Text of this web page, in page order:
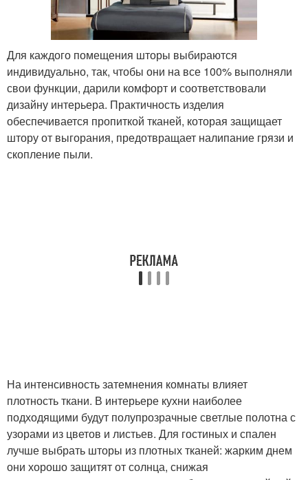
Для каждого помещения шторы выбираются
индивидуально, так, чтобы они на все 100% выполняли
свои функции, дарили комфорт и соответствовали
дизайну интерьера. Практичность изделия
обеспечивается пропиткой тканей, которая защищает
штору от выгорания, предотвращает налипание грязи и
скопление пыли.
На интенсивность затемнения комнаты влияет
плотность ткани. В интерьере кухни наиболее
подходящими будут полупрозрачные светлые полотна с
узорами из цветов и листьев. Для гостиных и спален
лучше выбрать шторы из плотных тканей: жарким днем
они хорошо защитят от солнца, снижая